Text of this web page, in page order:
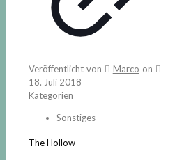
Veröffentlicht von Marco on
18. Juli 2018
Kategorien
Sonstiges
The Hollow